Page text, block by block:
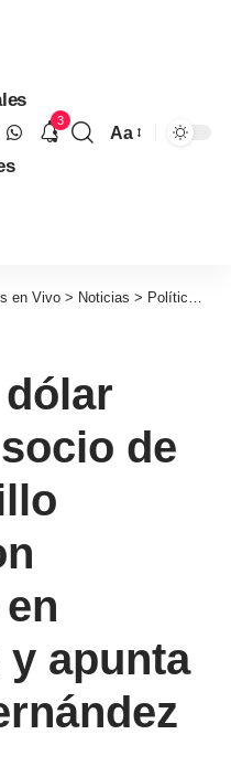
3
Aa
en Vivo > Noticias > Política >
de
apunta